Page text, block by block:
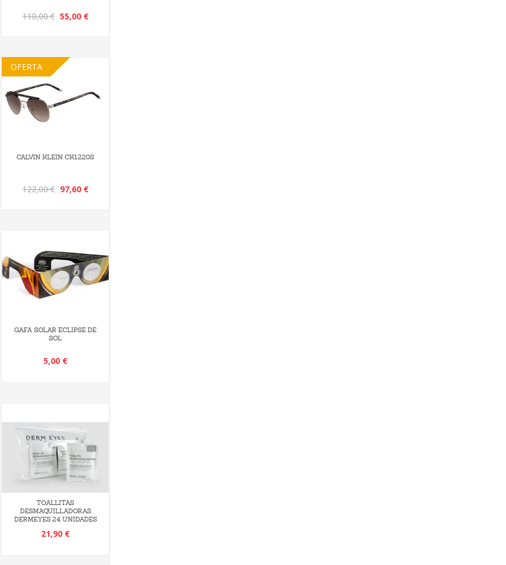
110,00 € 55,00 €
OFERTA
CALVIN KLEIN CK1220S
122,00 € 97,60 €
GAFA SOLAR ECLIPSE DE
SOL
5,00 €
TOALLITAS
DESMAQUILLADORAS
DERMEYES 24 UNIDADES
21,90 €